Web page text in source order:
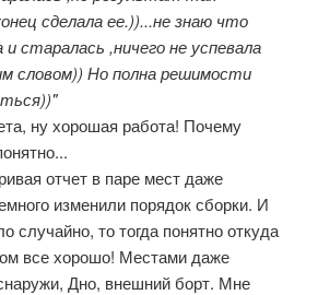
сделала ее.))...не знаю что
старалась ,ничего не успевала
словом)) Но полна решимости
ну хорошая работа! Почему
отчет в паре мест даже
изменили порядок сборки. И
случайно, то тогда понятно откуда
все хорошо! Местами даже
Дно, внешний борт. Мне